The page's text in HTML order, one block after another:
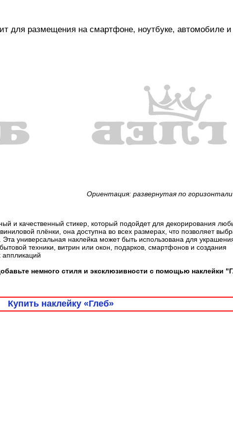
для размещения на смартфоне, ноутбуке, автомобиле и
Ориентация: развернутая по горизонтали
и качественный стикер, который подойдет для декорирования
плёнки, она доступна во всех размерах, что позволяет
универсальная наклейка может быть использована для
техники, витрин или окон, подарков, смартфонов и создания
немного стиля и эксклюзивности с помощью наклейки
Купить наклейку «Глеб»